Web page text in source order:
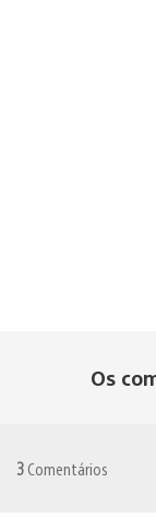
Os
3 Comentários